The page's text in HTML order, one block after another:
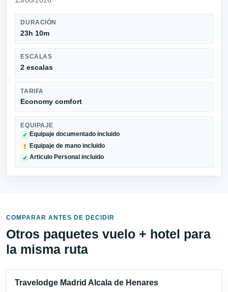
DURACIÓN
23h 10m
ESCALAS
2 escalas
TARIFA
Economy comfort
EQUIPAJE
✓ Equipaje documentado incluido
! Equipaje de mano incluido
✓ Articulo Personal incluido
COMPARAR ANTES DE DECIDIR
Otros paquetes vuelo + hotel para
la misma ruta
Travelodge Madrid Alcala de Henares